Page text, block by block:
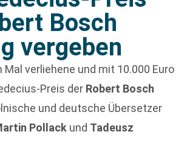
Bosch
vergeben
Mal verliehene und mit 10.000 Euro
Preis der Robert Bosch
und deutsche Übersetzer
Pollack und Tadeusz